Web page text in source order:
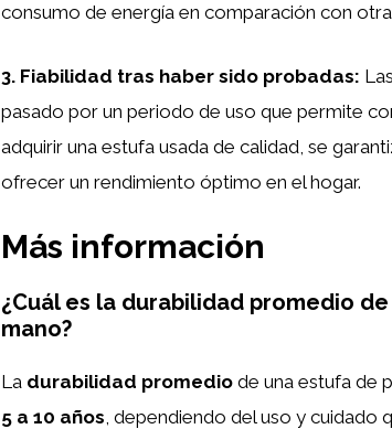
consumo de energía en comparación con
3. Fiabilidad tras haber sido probadas:
pasado por un periodo de uso que permite
adquirir una estufa usada de calidad, se
ofrecer un rendimiento óptimo en el hogar.
Más información
¿Cuál es la durabilidad promedio
mano?
La durabilidad promedio de una estufa de
5 a 10 años, dependiendo del uso y cuidado